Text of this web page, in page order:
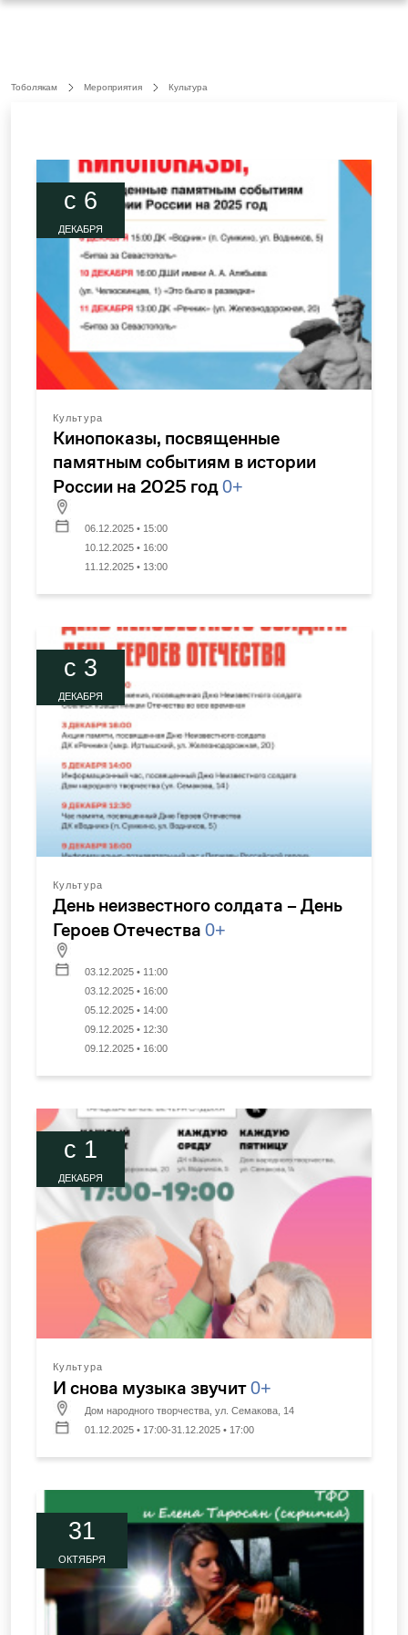
Тоболякам Мероприятия Культура
c 6
ДЕКАБРЯ
Культура
Кинопоказы, посвященные
памятным событиям в истории
России на 2025 год0+
06.12.2025 • 15:00
10.12.2025 • 16:00
11.12.2025 • 13:00
c 3
ДЕКАБРЯ
Культура
День неизвестного солдата – День
Героев Отечества 0+
03.12.2025 • 11:00
03.12.2025 • 16:00
05.12.2025 • 14:00
09.12.2025 • 12:30
09.12.2025 • 16:00
c 1
ДЕКАБРЯ
Культура
И снова музыка звучит0+
Дом народного творчества, ул. Семакова, 14
01.12.2025 • 17:00-31.12.2025 • 17:00
31
ОКТЯБРЯ